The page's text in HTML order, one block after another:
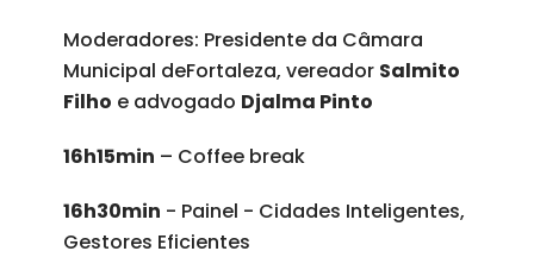
Moderadores: Presidente da Câmara
Municipal deFortaleza, vereador Salmito
Filho e advogado Djalma Pinto
16h15min – Coffee break
16h30min - Painel - Cidades Inteligentes,
Gestores Eficientes